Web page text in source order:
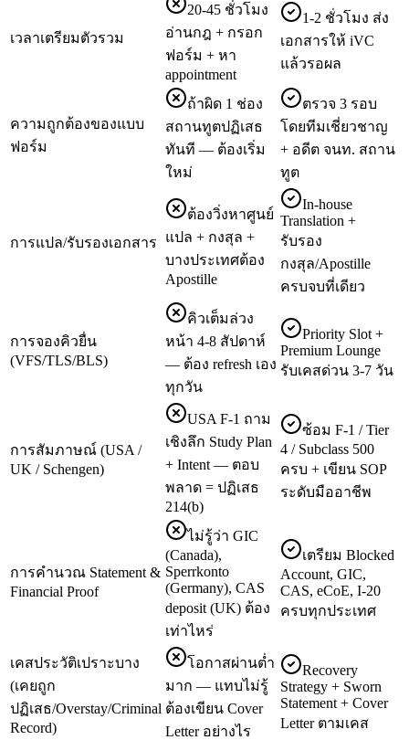
เวลาเตรียมตัวรวม
20-45 ชั่วโมง
อ่านกฎ + กรอก
ฟอร์ม + หา
appointment
1-2 ชั่วโมง ส่ง
เอกสารให้ iVC
แล้วรอผล
ความถูกต้องของแบบ
ฟอร์ม
ถ้าผิด 1 ช่อง
สถานทูตปฏิเสธ
ทันที — ต้องเริ่ม
ใหม่
ตรวจ 3 รอบ
โดยทีมเชี่ยวชาญ
+ อดีต จนท. สถาน
ทูต
การแปล/รับรองเอกสาร
ต้องวิ่งหาศูนย์
แปล + กงสุล +
บางประเทศต้อง
Apostille
In-house
Translation +
รับรอง
กงสุล/Apostille
ครบจบที่เดียว
การจองคิวยื่น
(VFS/TLS/BLS)
คิวเต็มล่วง
หน้า 4-8 สัปดาห์
— ต้อง refresh เอง
ทุกวัน
Priority Slot +
Premium Lounge
รับเคสด่วน 3-7 วัน
การสัมภาษณ์ (USA /
UK / Schengen)
USA F-1 ถาม
เชิงลึก Study Plan
+ Intent — ตอบ
พลาด = ปฏิเสธ
214(b)
ซ้อม F-1 / Tier
4 / Subclass 500
ครบ + เขียน SOP
ระดับมืออาชีพ
การคำนวณ Statement &
Financial Proof
ไม่รู้ว่า GIC
(Canada),
Sperrkonto
(Germany), CAS
deposit (UK) ต้อง
เท่าไหร่
เตรียม Blocked
Account, GIC,
CAS, eCoE, I-20
ครบทุกประเทศ
เคสประวัติเปราะบาง
(เคยถูก
ปฏิเสธ/Overstay/Criminal
Record)
โอกาสผ่านต่ำ
มาก — แทบไม่รู้
ต้องเขียน Cover
Letter อย่างไร
Recovery
Strategy + Sworn
Statement + Cover
Letter ตามเคส